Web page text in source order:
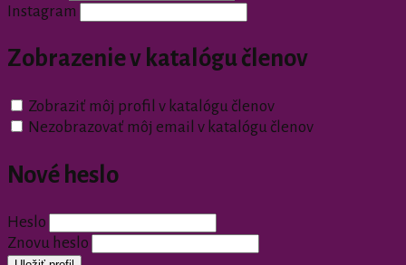
Instagram
Zobrazenie v katalógu členov
Zobraziť môj profil v katalógu členov
Nezobrazovať môj email v katalógu členov
Nové heslo
Heslo
Znovu heslo